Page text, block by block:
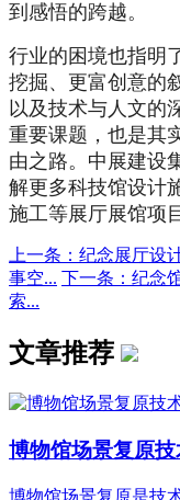
到感悟的跨越。
行业的困境也指明
挖掘、更富创意的
以及技术与人文的
重要课题，也是其
由之路。中展建设
解更多科技馆设计
施工等展厅展馆项
上一条：纪念展厅设
事空... 下一条：纪念
索...
文章推荐
博物馆场景复原
博物馆场景复原是技